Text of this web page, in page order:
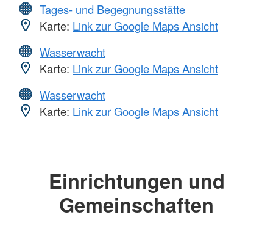
Tages- und Begegnungsstätte
Karte: Link zur Google Maps Ansicht
Wasserwacht
Karte: Link zur Google Maps Ansicht
Wasserwacht
Karte: Link zur Google Maps Ansicht
Einrichtungen und
Gemeinschaften